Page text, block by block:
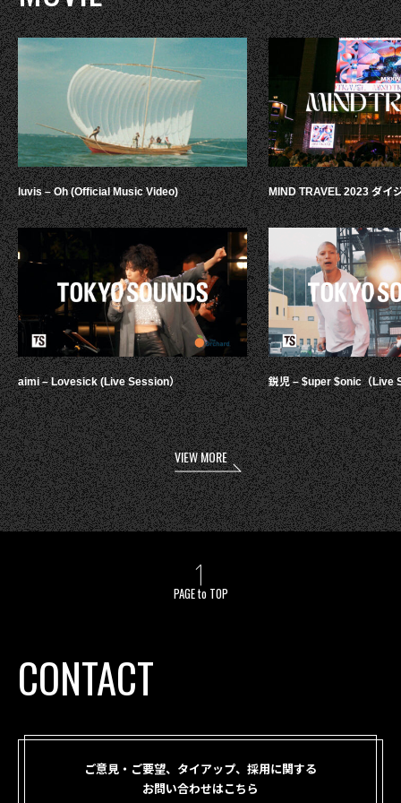
luvis – Oh (Official Music Video)
aimi – Lovesick (Live Session）
MIND TRAVEL 2023 ダイ
鋭児 – $uper $onic（Live
VIEW MORE
PAGE to TOP
CONTACT
ご意見・ご要望、タイアップ、採用に関する
お問い合わせはこちら